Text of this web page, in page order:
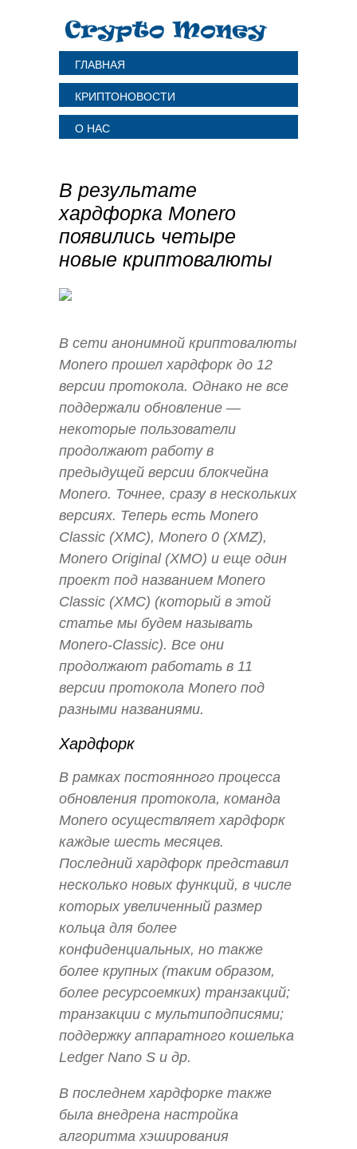
ГЛАВНАЯ
КРИПТОНОВОСТИ
О НАС
В результате
хардфорка Monero
появились четыре
новые криптовалюты
В сети анонимной криптовалюты
Monero прошел хардфорк до 12
версии протокола. Однако не все
поддержали обновление —
некоторые пользователи
продолжают работу в
предыдущей версии блокчейна
Monero. Точнее, сразу в нескольких
версиях. Теперь есть Monero
Classic (XMC), Monero 0 (XMZ),
Monero Original (XMO) и еще один
проект под названием Monero
Classic (XMC) (который в этой
статье мы будем называть
Monero-Classic). Все они
продолжают работать в 11
версии протокола Monero под
разными названиями.
Хардфорк
В рамках постоянного процесса
обновления протокола, команда
Monero осуществляет хардфорк
каждые шесть месяцев.
Последний хардфорк представил
несколько новых функций, в числе
которых увеличенный размер
кольца для более
конфиденциальных, но также
более крупных (таким образом,
более ресурсоемких) транзакций;
транзакции с мультиподписями;
поддержку аппаратного кошелька
Ledger Nano S и др.
В последнем хардфорке также
была внедрена настройка
алгоритма хэширования